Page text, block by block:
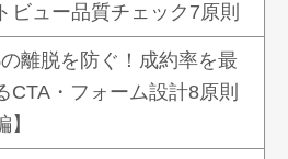
ビュー品質チェック7原則
離脱を防ぐ！成約率を最
CTA・フォーム設計8原則
】